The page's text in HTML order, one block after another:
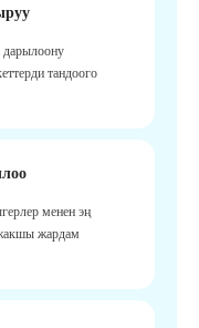
дарылоону
тандоого
менен эң
жардам